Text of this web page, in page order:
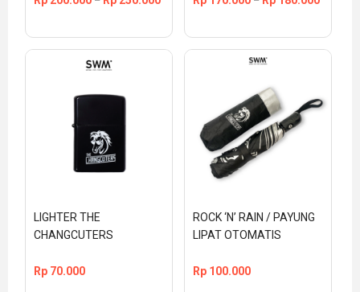
LIGHTER THE
CHANGCUTERS
Rp 70.000
ROCK ‘N’ RAIN / PAYUNG
LIPAT OTOMATIS
Rp 100.000